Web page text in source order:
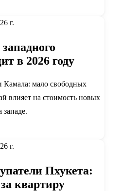
г.
в 2026 году
Камала: мало свободных
влияет на стоимость новых
западе.
г.
Пхукета:
квартиру